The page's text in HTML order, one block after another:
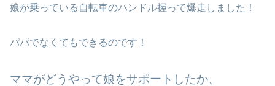
娘が乗っている自転車のハンドル握って爆走しました！
パパでなくてもできるのです！
ママがどうやって娘をサポートしたか、